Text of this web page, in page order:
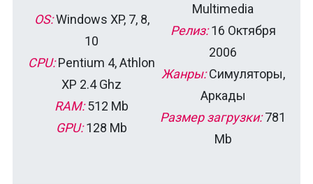
OS:Windows XP, 7, 8,
10
CPU:Pentium 4, Athlon
XP 2.4 Ghz
RAM:512 Mb
GPU:128 Mb
Multimedia
Релиз:16 Октября
2006
Жанры:Симуляторы,
Аркады
Размер загрузки:781
Mb